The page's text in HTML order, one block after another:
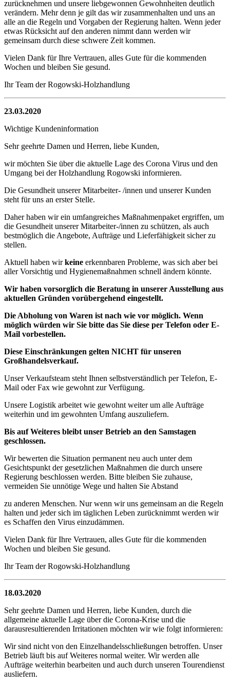
zurücknehmen und unsere liebgewonnen Gewohnheiten deutlich
verändern. Mehr denn je gilt das wir zusammenhalten und uns an
alle an die Regeln und Vorgaben der Regierung halten. Wenn jeder
etwas Rücksicht auf den anderen nimmt dann werden wir
gemeinsam durch diese schwere Zeit kommen.
Vielen Dank für Ihre Vertrauen, alles Gute für die kommenden
Wochen und bleiben Sie gesund.
Ihr Team der Rogowski-Holzhandlung
23.03.2020
Wichtige Kundeninformation
Sehr geehrte Damen und Herren, liebe Kunden,
wir möchten Sie über die aktuelle Lage des Corona Virus und den
Umgang bei der Holzhandlung Rogowski informieren.
Die Gesundheit unserer Mitarbeiter- /innen und unserer Kunden
steht für uns an erster Stelle.
Daher haben wir ein umfangreiches Maßnahmenpaket ergriffen, um
die Gesundheit unserer Mitarbeiter-/innen zu schützen, als auch
bestmöglich die Angebote, Aufträge und Lieferfähigkeit sicher zu
stellen.
Aktuell haben wirkeine erkennbaren Probleme, was sich aber bei
aller Vorsichtig und Hygienemaßnahmen schnell ändern könnte.
Wir haben vorsorglich die Beratung in unserer Ausstellung aus
aktuellen Gründen vorübergehend eingestellt.
Die Abholung von Waren ist nach wie vor möglich. Wenn
möglich würden wir Sie bitte das Sie diese per Telefon oder E-
Mail vorbestellen.
Diese Einschränkungen gelten NICHT für unseren
Großhandelsverkauf.
Unser Verkaufsteam steht Ihnen selbstverständlich per Telefon, E-
Mail oder Fax wie gewohnt zur Verfügung.
Unsere Logistik arbeitet wie gewohnt weiter um alle Aufträge
weiterhin und im gewohnten Umfang auszuliefern.
Bis auf Weiteres bleibt unser Betrieb an den Samstagen
geschlossen.
Wir bewerten die Situation permanent neu auch unter dem
Gesichtspunkt der gesetzlichen Maßnahmen die durch unsere
Regierung beschlossen werden. Bitte bleiben Sie zuhause,
vermeiden Sie unnötige Wege und halten Sie Abstand
zu anderen Menschen. Nur wenn wir uns gemeinsam an die Regeln
halten und jeder sich im täglichen Leben zurücknimmt werden wir
es Schaffen den Virus einzudämmen.
Vielen Dank für Ihre Vertrauen, alles Gute für die kommenden
Wochen und bleiben Sie gesund.
Ihr Team der Rogowski-Holzhandlung
18.03.2020
Sehr geehrte Damen und Herren, liebe Kunden, durch die
allgemeine aktuelle Lage über die Corona-Krise und die
darausresultierenden Irritationen möchten wir wie folgt informieren:
Wir sind nicht von den Einzelhandelsschließungen betroffen. Unser
Betrieb läuft bis auf Weiteres normal weiter. Wir werden alle
Aufträge weiterhin bearbeiten und auch durch unseren Tourendienst
ausliefern.